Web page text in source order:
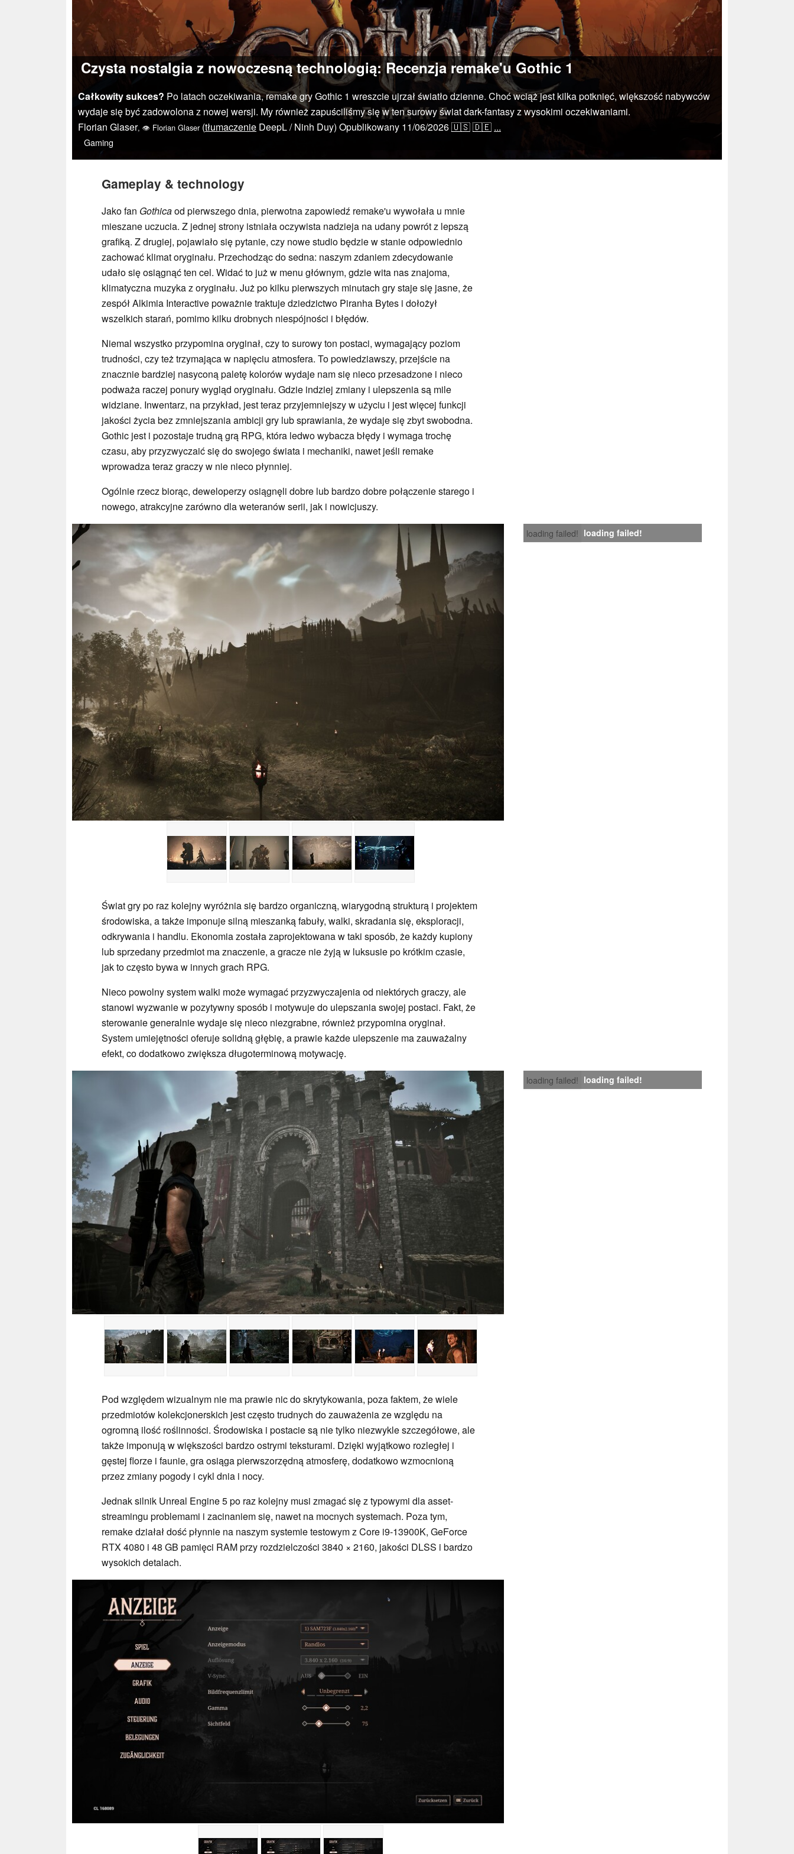
Czysta nostalgia z nowoczesną technologią: Recenzja remake'u Gothic 1
Całkowity sukces? Po latach oczekiwania, remake gry Gothic 1 wreszcie ujrzał światło dzienne. Choć wciąż jest kilka potknięć, większość nabywców
wydaje się być zadowolona z nowej wersji. My również zapuściliśmy się w ten surowy świat dark-fantasy z wysokimi oczekiwaniami.
Florian Glaser, 👁 Florian Glaser(tłumaczenie DeepL / Ninh Duy) Opublikowany 11/06/2026🇺🇸🇩🇪 ...
Gaming
Gameplay & technology
Jako fan Gothicaod pierwszego dnia, pierwotna zapowiedź remake'u wywołała u mnie
mieszane uczucia. Z jednej strony istniała oczywista nadzieja na udany powrót z lepszą
grafiką. Z drugiej, pojawiało się pytanie, czy nowe studio będzie w stanie odpowiednio
zachować klimat oryginału. Przechodząc do sedna: naszym zdaniem zdecydowanie
udało się osiągnąć ten cel. Widać to już w menu głównym, gdzie wita nas znajoma,
klimatyczna muzyka z oryginału. Już po kilku pierwszych minutach gry staje się jasne, że
zespół Alkimia Interactive poważnie traktuje dziedzictwo Piranha Bytes i dołożył
wszelkich starań, pomimo kilku drobnych niespójności i błędów.
Niemal wszystko przypomina oryginał, czy to surowy ton postaci, wymagający poziom
trudności, czy też trzymająca w napięciu atmosfera. To powiedziawszy, przejście na
znacznie bardziej nasyconą paletę kolorów wydaje nam się nieco przesadzone i nieco
podważa raczej ponury wygląd oryginału. Gdzie indziej zmiany i ulepszenia są mile
widziane. Inwentarz, na przykład, jest teraz przyjemniejszy w użyciu i jest więcej funkcji
jakości życia bez zmniejszania ambicji gry lub sprawiania, że wydaje się zbyt swobodna.
Gothic jest i pozostaje trudną grą RPG, która ledwo wybacza błędy i wymaga trochę
czasu, aby przyzwyczaić się do swojego świata i mechaniki, nawet jeśli remake
wprowadza teraz graczy w nie nieco płynniej.
Ogólnie rzecz biorąc, deweloperzy osiągnęli dobre lub bardzo dobre połączenie starego i
nowego, atrakcyjne zarówno dla weteranów serii, jak i nowicjuszy.
loading failed! loading failed!
Świat gry po raz kolejny wyróżnia się bardzo organiczną, wiarygodną strukturą i projektem
środowiska, a także imponuje silną mieszanką fabuły, walki, skradania się, eksploracji,
odkrywania i handlu. Ekonomia została zaprojektowana w taki sposób, że każdy kupiony
lub sprzedany przedmiot ma znaczenie, a gracze nie żyją w luksusie po krótkim czasie,
jak to często bywa w innych grach RPG.
Nieco powolny system walki może wymagać przyzwyczajenia od niektórych graczy, ale
stanowi wyzwanie w pozytywny sposób i motywuje do ulepszania swojej postaci. Fakt, że
sterowanie generalnie wydaje się nieco niezgrabne, również przypomina oryginał.
System umiejętności oferuje solidną głębię, a prawie każde ulepszenie ma zauważalny
efekt, co dodatkowo zwiększa długoterminową motywację.
loading failed! loading failed!
Pod względem wizualnym nie ma prawie nic do skrytykowania, poza faktem, że wiele
przedmiotów kolekcjonerskich jest często trudnych do zauważenia ze względu na
ogromną ilość roślinności. Środowiska i postacie są nie tylko niezwykle szczegółowe, ale
także imponują w większości bardzo ostrymi teksturami. Dzięki wyjątkowo rozległej i
gęstej florze i faunie, gra osiąga pierwszorzędną atmosferę, dodatkowo wzmocnioną
przez zmiany pogody i cykl dnia i nocy.
Jednak silnik Unreal Engine 5 po raz kolejny musi zmagać się z typowymi dla asset-
streamingu problemami i zacinaniem się, nawet na mocnych systemach. Poza tym,
remake działał dość płynnie na naszym systemie testowym z Core i9-13900K, GeForce
RTX 4080 i 48 GB pamięci RAM przy rozdzielczości 3840 × 2160, jakości DLSS i bardzo
wysokich detalach.